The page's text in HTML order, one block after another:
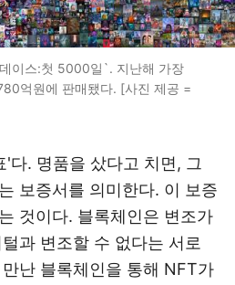
이스:첫 5000일`. 지난해 가장
억원에 판매됐다. [사진 제공 =
다. 명품을 샀다고 치면, 그
보증서를 의미한다. 이 보증
것이다. 블록체인은 변조가
과 변조할 수 없다는 서로
난 블록체인을 통해 NFT가